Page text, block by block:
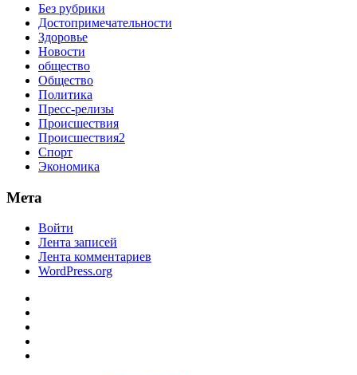
Без рубрики
Достопримечательности
Здоровье
Новости
общество
Общество
Политика
Пресс-релизы
Происшествия
Происшествия2
Спорт
Экономика
Мета
Войти
Лента записей
Лента комментариев
WordPress.org